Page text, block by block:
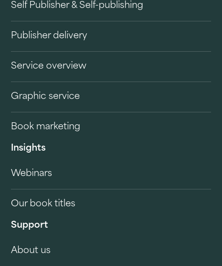
Self Publisher & Self-publishing
Publisher delivery
Service overview
Graphic service
Book marketing
Insights
Webinars
Our book titles
Support
About us